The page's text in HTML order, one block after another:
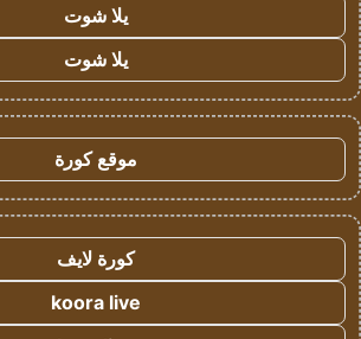
يلا شوت
يلا شوت
موقع كورة
كورة لايف
koora live